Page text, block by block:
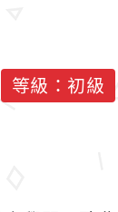
等級：初級